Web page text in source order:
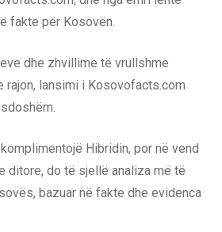
fakte për Kosovën.
dhe zhvillime të vrullshme
rajon, lansimi i Kosovofacts.com
Hibridin, por në vend
ditore, do të sjellë analiza më të
bazuar në fakte dhe evidenca